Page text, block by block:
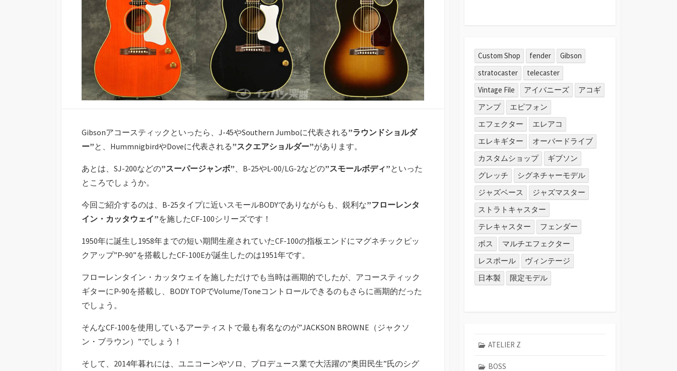
Gibsonアコースティックといったら、J-45やSouthern Jumboに代表される”ラウンドショルダ
ー”と、HummnigbirdやDoveに代表される”スクエアショルダー”があります。
あとは、SJ-200などの”スーパージャンボ” 、B-25やL-00/LG-2などの”スモールボディ”といった
ところでしょうか。
今回ご紹介するのは、B-25タイプに近いスモールBODYでありながらも、鋭利な”フローレンタ
イン・カッタウェイ”を施したCF-100シリーズです！
1950年に誕生し1958年までの短い期間生産されていたCF-100の指板エンドにマグネチックピッ
クアップ”P-90”を搭載したCF-100Eが誕生したのは1951年です。
フローレンタイン・カッタウェイを施しただけでも当時は画期的でしたが、アコースティック
ギターにP-90を搭載し、BODY TOPでVolume/Toneコントロールできるのもさらに画期的だった
でしょう。
そんなCF-100を使用しているアーティストで最も有名なのが”JACKSON BROWNE（ジャクソ
ン・ブラウン）”でしょう！
そして、2014年暮れには、ユニコーンやソロ、プロデュース業で大活躍の”奥田民生”氏のシグ
Custom Shop fender
Gibson
stratocaster
telecaster
Vintage File
アイバニーズ
アコギ
アンプ
エピフォン
エフェクター
エレアコ
エレキギター
オーバードライブ
カスタムショップ
ギブソン
グレッチ
シグネチャーモデル
ジャズベース
ジャズマスター
ストラトキャスター
テレキャスター
フェンダー
ボス
マルチエフェクター
レスポール
ヴィンテージ
日本製
限定モデル
ATELIER Z
BOSS